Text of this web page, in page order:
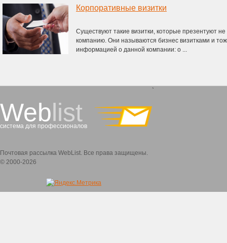
Корпоративные визитки
Существуют такие визитки, которые презентуют
компанию. Они называются бизнес визитками и
информацией о данной компании: о ...
Weblist
система для профессионалов
`
Почтовая рассылка WebList. Все права защищены.
© 2000-2026